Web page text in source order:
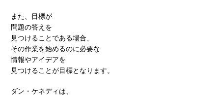
また、目標が
問題の答えを
見つけることである場合、
その作業を始めるのに必要な
情報やアイデアを
見つけることが目標となります。
ダン・ケネディは、